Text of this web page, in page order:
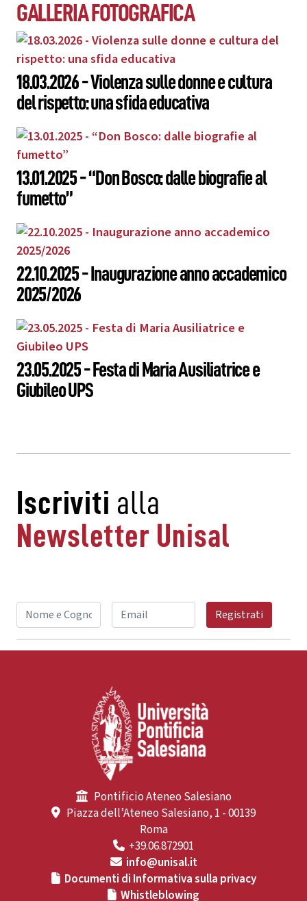
GALLERIA FOTOGRAFICA
18.03.2026 - Violenza sulle donne e cultura
del rispetto: una sfida educativa
13.01.2025 - “Don Bosco: dalle biografie al
fumetto”
22.10.2025 - Inaugurazione anno accademico
2025/2026
23.05.2025 - Festa di Maria Ausiliatrice e
Giubileo UPS
Iscriviti alla
Newsletter Unisal
Registrati
Pontificio Ateneo Salesiano
Piazza dell’Ateneo Salesiano, 1 - 00139
Roma
+39.06.872901
info@unisal.it
Documenti di Informativa sulla privacy
Whistleblowing